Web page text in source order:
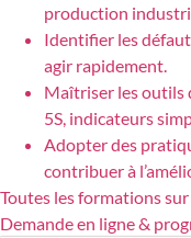
production
Identifier les
agir rapidement.
Maîtriser les outils
5S, indicateurs
Adopter des
contribuer à
Toutes les formations
Demande en ligne &